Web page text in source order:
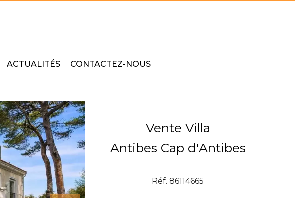
ACTUALITÉS CONTACTEZ-NOUS
Vente Villa
Antibes Cap d'Antibes
Réf. 86114665